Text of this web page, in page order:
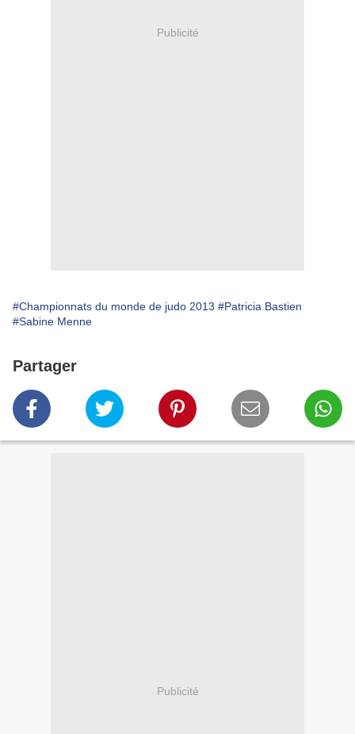
Publicité
#Championnats du monde de judo 2013 #Patricia Bastien
#Sabine Menne
Partager
Publicité